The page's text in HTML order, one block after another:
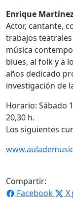
Enrique
Actor, cantante,
trabajos
música
blues, al folk y a
años dedicado
investigación de
Horario: Sábado
20,30 h.
Los siguientes
Compartir:
Facebook
X